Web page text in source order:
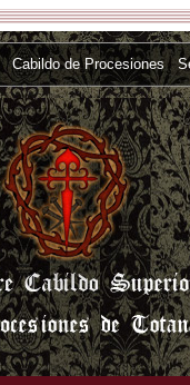
Cabildo de Procesiones